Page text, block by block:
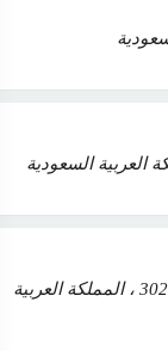
8354 ، حي الشفاء ، عنيزة 56465 3028 ، المملكة العربية